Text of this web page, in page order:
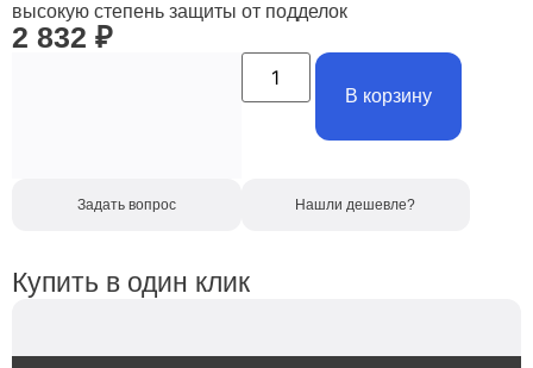
высокую степень защиты от подделок
2 832 ₽
В корзину
Задать вопрос Нашли дешевле?
Купить в один клик